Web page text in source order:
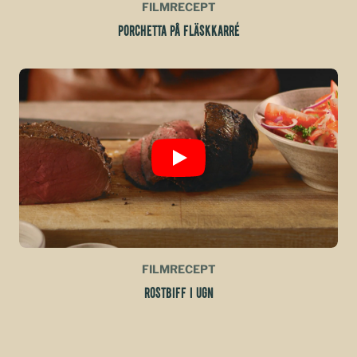
FILMRECEPT
PORCHETTA PÅ FLÄSKKARRÉ
FILMRECEPT
ROSTBIFF I UGN